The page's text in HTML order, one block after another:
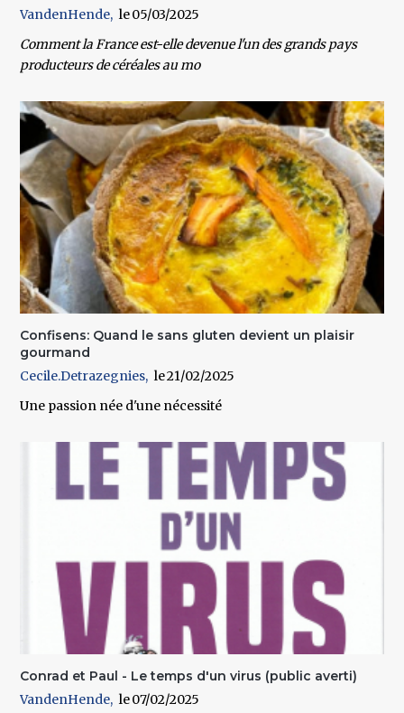
VandenHende
05/03/2025
Comment la France est-elle devenue l'un des grands pays
producteurs de céréales au mo
Confisens: Quand le sans gluten devient un plaisir
gourmand
Cecile.Detrazegnies
21/02/2025
Une passion née d'une nécessité
Conrad et Paul - Le temps d'un virus (public averti)
VandenHende
07/02/2025